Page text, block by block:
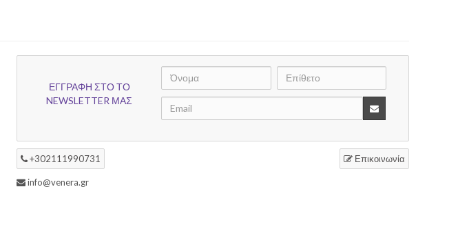
ΕΓΓΡΑΦΗ ΣΤΟ ΤΟ
NEWSLETTER ΜΑΣ
+302111990731 Επικοινωνία
info@venera.gr